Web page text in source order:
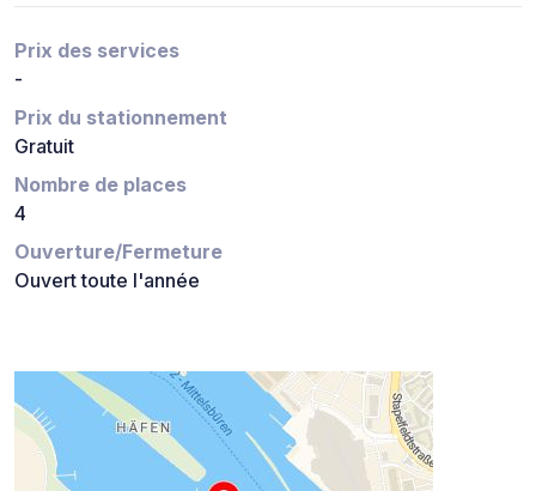
Prix des services
-
Prix du stationnement
Gratuit
Nombre de places
4
Ouverture/Fermeture
Ouvert toute l'année